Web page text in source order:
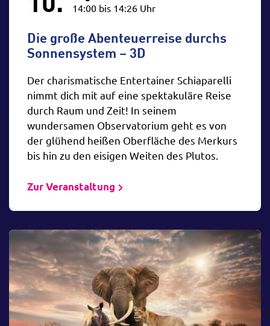
14:00 bis 14:26 Uhr
Die große Abenteuerreise durchs
Sonnensystem – 3D
Der charismatische Entertainer Schiaparelli
nimmt dich mit auf eine spektakuläre Reise
durch Raum und Zeit! In seinem
wundersamen Observatorium geht es von
der glühend heißen Oberfläche des Merkurs
bis hin zu den eisigen Weiten des Plutos.
Zur Veranstaltung